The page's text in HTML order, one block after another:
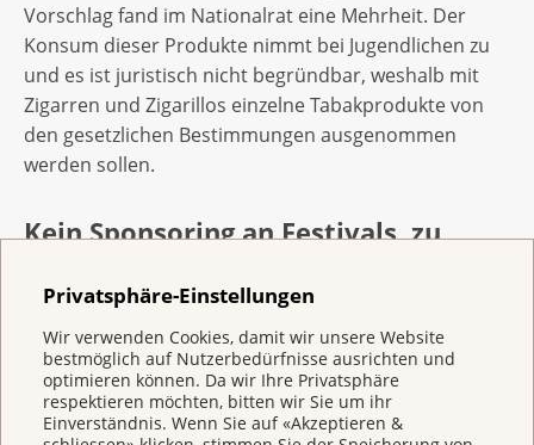
Privatsphäre-Einstellungen
Wir verwenden Cookies, damit wir unsere Website
bestmöglich auf Nutzerbedürfnisse ausrichten und
optimieren können. Da wir Ihre Privatsphäre
respektieren möchten, bitten wir Sie um ihr
Einverständnis. Wenn Sie auf «Akzeptieren &
Vorschlag fand im Nationalrat eine Mehrheit. Der
Konsum dieser Produkte nimmt bei Jugendlichen zu
und es ist juristisch nicht begründbar, weshalb mit
Zigarren und Zigarillos einzelne Tabakprodukte von
den gesetzlichen Bestimmungen ausgenommen
werden sollen.
Kein Sponsoring an Festivals, zu
Auch beim Sponsoring stellt sich der Nationalrat in
einem zentralen Element gegen den Volkswillen: Er
befürwortet, dass Tabakfirmen Anlässe sponsern
können, die von Minderjährigen besucht werden. Der
Trägerverein fordert, dass bei der Umsetzung